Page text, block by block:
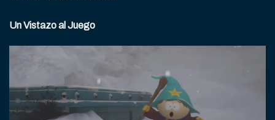
Un Vistazo al Juego